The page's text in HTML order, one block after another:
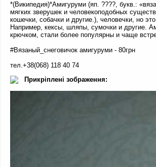
*(Википедия)*Амигуруми (яп. ????, букв.:
мягких зверушек и человекоподобных
кошечки, собачки и другие.), человечки, но
Например, кексы, шляпы, сумочки и другие.
крючком, стали более популярны и чаще
#Вязаный_снеговичок амигуруми - 80грн
тел.+38(068) 118 40 74
Прикріплені зображення: